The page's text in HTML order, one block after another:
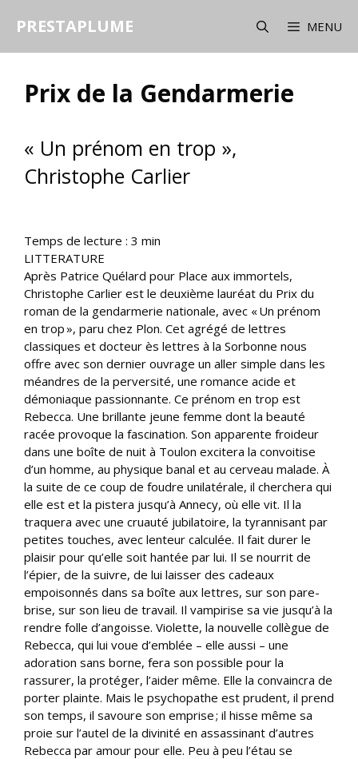
PRESTAPLUME MENU
Prix de la Gendarmerie
« Un prénom en trop »,
Christophe Carlier
Temps de lecture : 3 min
LITTERATURE
Après Patrice Quélard pour Place aux immortels,
Christophe Carlier est le deuxième lauréat du Prix du
roman de la gendarmerie nationale, avec « Un prénom
en trop », paru chez Plon. Cet agrégé de lettres
classiques et docteur ès lettres à la Sorbonne nous
offre avec son dernier ouvrage un aller simple dans les
méandres de la perversité, une romance acide et
démoniaque passionnante. Ce prénom en trop est
Rebecca. Une brillante jeune femme dont la beauté
racée provoque la fascination. Son apparente froideur
dans une boîte de nuit à Toulon excitera la convoitise
d’un homme, au physique banal et au cerveau malade. À
la suite de ce coup de foudre unilatérale, il cherchera qui
elle est et la pistera jusqu’à Annecy, où elle vit. Il la
traquera avec une cruauté jubilatoire, la tyrannisant par
petites touches, avec lenteur calculée. Il fait durer le
plaisir pour qu’elle soit hantée par lui. Il se nourrit de
l’épier, de la suivre, de lui laisser des cadeaux
empoisonnés dans sa boîte aux lettres, sur son pare-
brise, sur son lieu de travail. Il vampirise sa vie jusqu’à la
rendre folle d’angoisse. Violette, la nouvelle collègue de
Rebecca, qui lui voue d’emblée – elle aussi – une
adoration sans borne, fera son possible pour la
rassurer, la protéger, l’aider même. Elle la convaincra de
porter plainte. Mais le psychopathe est prudent, il prend
son temps, il savoure son emprise ; il hisse même sa
proie sur l’autel de la divinité en assassinant d’autres
Rebecca par amour pour elle. Peu à peu l’étau se